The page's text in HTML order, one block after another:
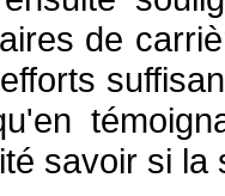
de
savoir si la